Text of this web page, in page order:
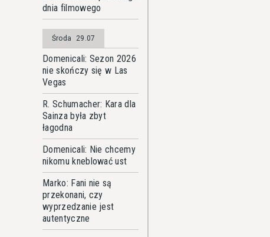
dnia filmowego
Środa 29.07
Domenicali: Sezon 2026
nie skończy się w Las
Vegas
R. Schumacher: Kara dla
Sainza była zbyt
łagodna
Domenicali: Nie chcemy
nikomu kneblować ust
Marko: Fani nie są
przekonani, czy
wyprzedzanie jest
autentyczne